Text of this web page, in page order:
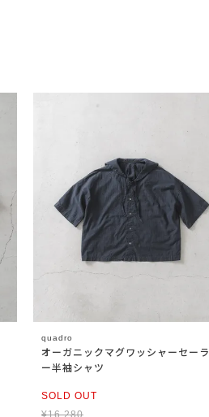
quadro
オーガニックマグワッシャーセーラ
ー半袖シャツ
SOLD OUT
¥16,280